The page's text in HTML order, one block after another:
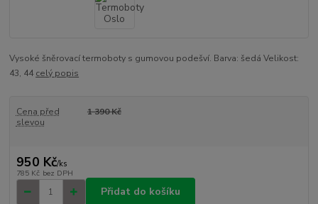
Vysoké šněrovací termoboty s gumovou podešví. Barva: šedá Velikost:
43, 44 celý popis
Cena před
slevou
1 390 Kč
950 Kč/ks
785 Kč bez DPH
Přidat do košíku